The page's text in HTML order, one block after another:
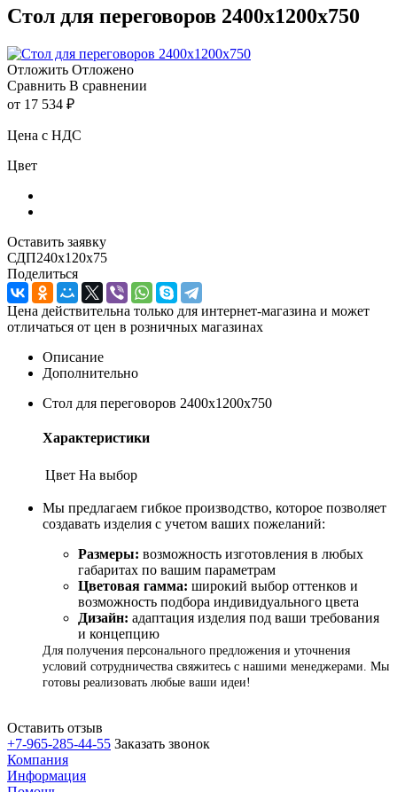
Стол для переговоров 2400х1200х750
Отложить Отложено
Сравнить В сравнении
от 17 534 ₽
Цена с НДС
Цвет
Оставить заявку
СДП240х120х75
Поделиться
Цена действительна только для интернет-магазина и может
отличаться от цен в розничных магазинах
Описание
Дополнительно
Стол для переговоров 2400х1200х750
Характеристики
Цвет На выбор
Мы предлагаем гибкое производство, которое позволяет
создавать изделия с учетом ваших пожеланий:
Размеры: возможность изготовления в любых
габаритах по вашим параметрам
Цветовая гамма: широкий выбор оттенков и
возможность подбора индивидуального цвета
Дизайн: адаптация изделия под ваши требования
и концепцию
Для получения персонального предложения и уточнения
условий сотрудничества свяжитесь с нашими менеджерами. Мы
готовы реализовать любые ваши идеи!
Оставить отзыв
+7-965-285-44-55 Заказать звонок
Компания
Информация